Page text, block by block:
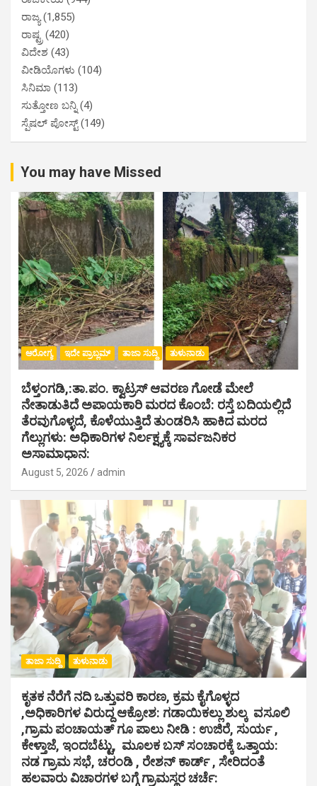
ರಾಜ್ಯ(1,855)
ರಾಷ್ಟ್ರ (420)
ವಿದೇಶ (43)
ವೀಡಿಯೊಗಳು (104)
ಸಿನಿಮಾ (113)
ಸುತ್ತೋಣ ಬನ್ನಿ(4)
ಸ್ಪೆಷಲ್ ಪೋಸ್ಟ್(149)
You may have Missed
ಆರೋಗ್ಯ ಇದೇ ಪ್ರಾಬ್ಲಮ್ ತಾಜಾ ಸುದ್ದಿ ತುಳುನಾಡು
ಬೆಳ್ತಂಗಡಿ,:ತಾ.ಪಂ‌. ಕ್ವಾಟ್ರಸ್ ಆವರಣ ಗೋಡೆ ಮೇಲೆ
ನೇತಾಡುತಿದೆ ಅಪಾಯಕಾರಿ ಮರದ ಕೊಂಬೆ: ರಸ್ತೆ ಬದಿಯಲ್ಲಿದೆ
ತೆರವುಗೊಳ್ಳದೆ, ಕೊಳೆಯುತ್ತಿದೆ ತುಂಡರಿಸಿ ಹಾಕಿದ ಮರದ
ಗೆಲ್ಲುಗಳು: ಅಧಿಕಾರಿಗಳ ನಿರ್ಲಕ್ಷ್ಯಕ್ಕೆ ಸಾರ್ವಜನಿಕರ
ಅಸಾಮಾಧಾನ:
August 5, 2026 admin
ತಾಜಾ ಸುದ್ದಿ ತುಳುನಾಡು
ಕೃತಕ ನೆರೆಗೆ ನದಿ ಒತ್ತುವರಿ ಕಾರಣ, ಕ್ರಮ ಕೈಗೊಳ್ಳದ
,ಅಧಿಕಾರಿಗಳ ವಿರುದ್ದ ಆಕ್ರೋಶ: ಗಡಾಯಿಕಲ್ಲು ಶುಲ್ಕ ವಸೂಲಿ
,ಗ್ರಾಮ ಪಂಚಾಯತ್ ಗೂ ಪಾಲು ನೀಡಿ : ಉಜಿರೆ, ಸುರ್ಯ ,
ಕೇಳ್ತಾಜೆ, ಇಂದಬೆಟ್ಟು, ಮೂಲಕ ಬಸ್ ಸಂಚಾರಕ್ಕೆ ಒತ್ತಾಯ:
ನಡ ಗ್ರಾಮ ಸಭೆ, ಚರಂಡಿ , ರೇಶನ್ ಕಾರ್ಡ್ , ಸೇರಿದಂತೆ
ಹಲವಾರು ವಿಚಾರಗಳ ಬಗ್ಗೆ ಗ್ರಾಮಸ್ಥರ ಚರ್ಚೆ: